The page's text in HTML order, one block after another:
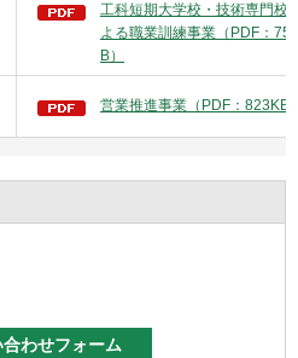
工科短期大学校・技術専門校
よる職業訓練事業（PDF：
B）
営業推進事業（PDF：823KB